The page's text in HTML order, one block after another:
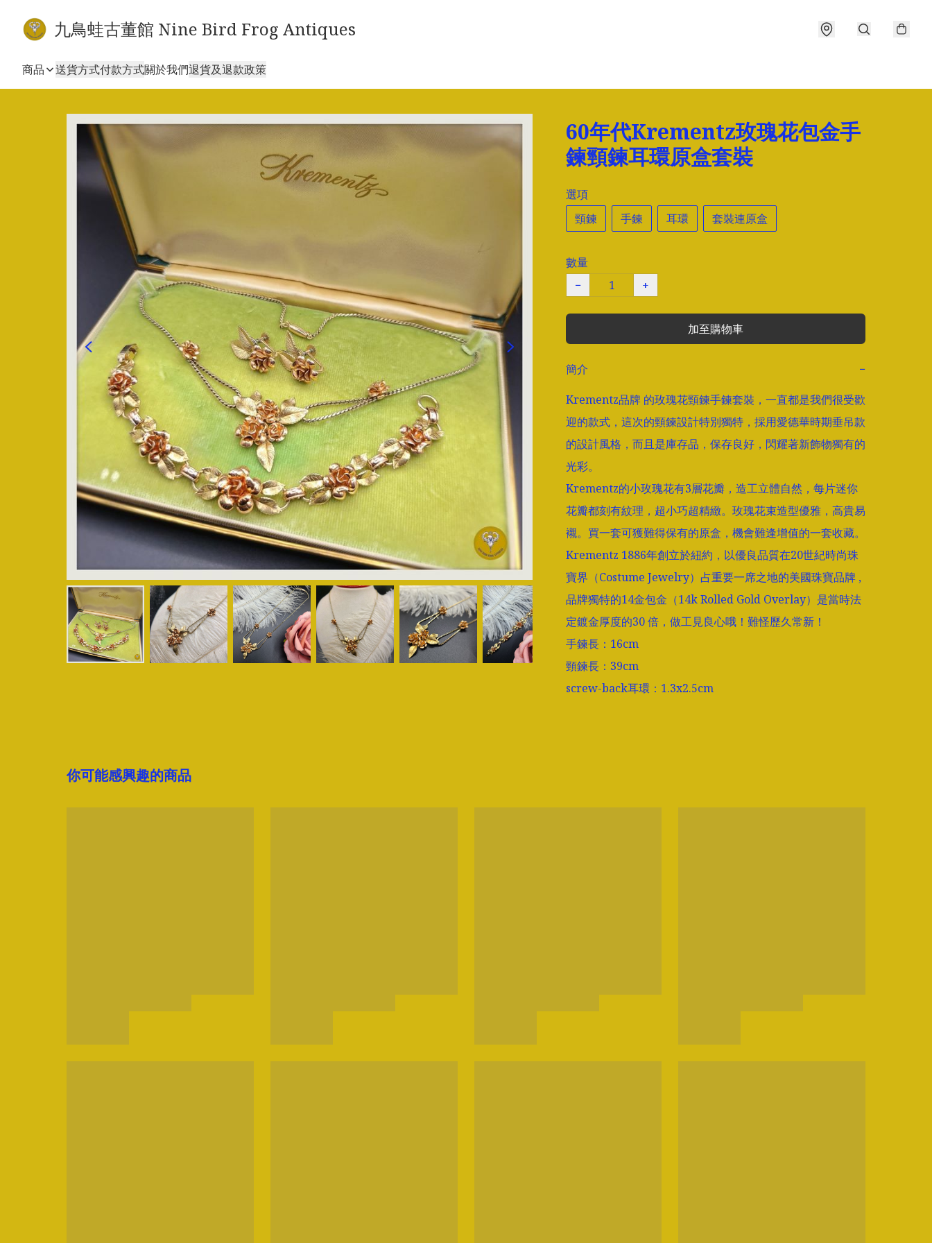
九鳥蛙古董館 Nine Bird Frog Antiques
商品 送貨方式付款方式關於我們退貨及退款政策
60年代Krementz玫瑰花包金手
鍊頸鍊耳環原盒套裝
選項
頸鍊
手鍊 耳環 套裝連原盒
數量
−
+
加至購物車
簡介
−
Krementz品牌 的玫瑰花頸鍊手鍊套裝，一直都是我們很受歡
迎的款式，這次的頸鍊設計特別獨特，採用愛德華時期垂吊款
的設計風格，而且是庫存品，保存良好，閃耀著新飾物獨有的
光彩。
Krementz的小玫瑰花有3層花瓣，造工立體自然，每片迷你
花瓣都刻有紋理，超小巧超精緻。玫瑰花束造型優雅，高貴易
襯。買一套可獲難得保有的原盒，機會難逢增值的一套收藏。
Krementz 1886年創立於紐約，以優良品質在20世紀時尚珠
寶界（Costume Jewelry）占重要一席之地的美國珠寶品牌 ,
品牌獨特的14金包金（14k Rolled Gold Overlay）是當時法
定鍍金厚度的30 倍，做工見良心哦！難怪歷久常新！
手鍊長：16cm
頸鍊長：39cm
screw-back耳環：1.3x2.5cm
你可能感興趣的商品